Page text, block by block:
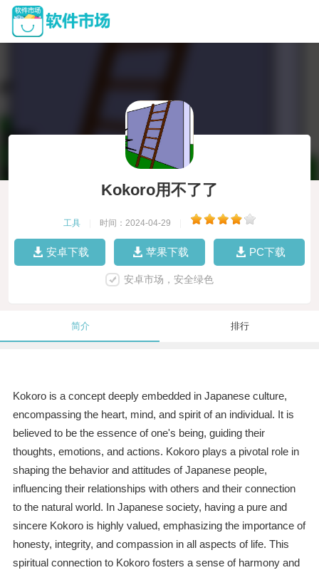
Kokoro用不了了
工具 时间：2024-04-29
安卓下载 苹果下载 PC下载
安卓市场，安全绿色
简介 排行
Kokoro is a concept deeply embedded in Japanese culture,
encompassing the heart, mind, and spirit of an individual. It is
believed to be the essence of one's being, guiding their
thoughts, emotions, and actions. Kokoro plays a pivotal role in
shaping the behavior and attitudes of Japanese people,
influencing their relationships with others and their connection
to the natural world. In Japanese society, having a pure and
sincere Kokoro is highly valued, emphasizing the importance of
honesty, integrity, and compassion in all aspects of life. This
spiritual connection to Kokoro fosters a sense of harmony and